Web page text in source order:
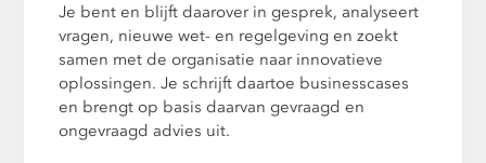
Je bent en blijft daarover in gesprek, analyseert
vragen, nieuwe wet- en regelgeving en zoekt
samen met de organisatie naar innovatieve
oplossingen. Je schrijft daartoe businesscases
en brengt op basis daarvan gevraagd en
ongevraagd advies uit.